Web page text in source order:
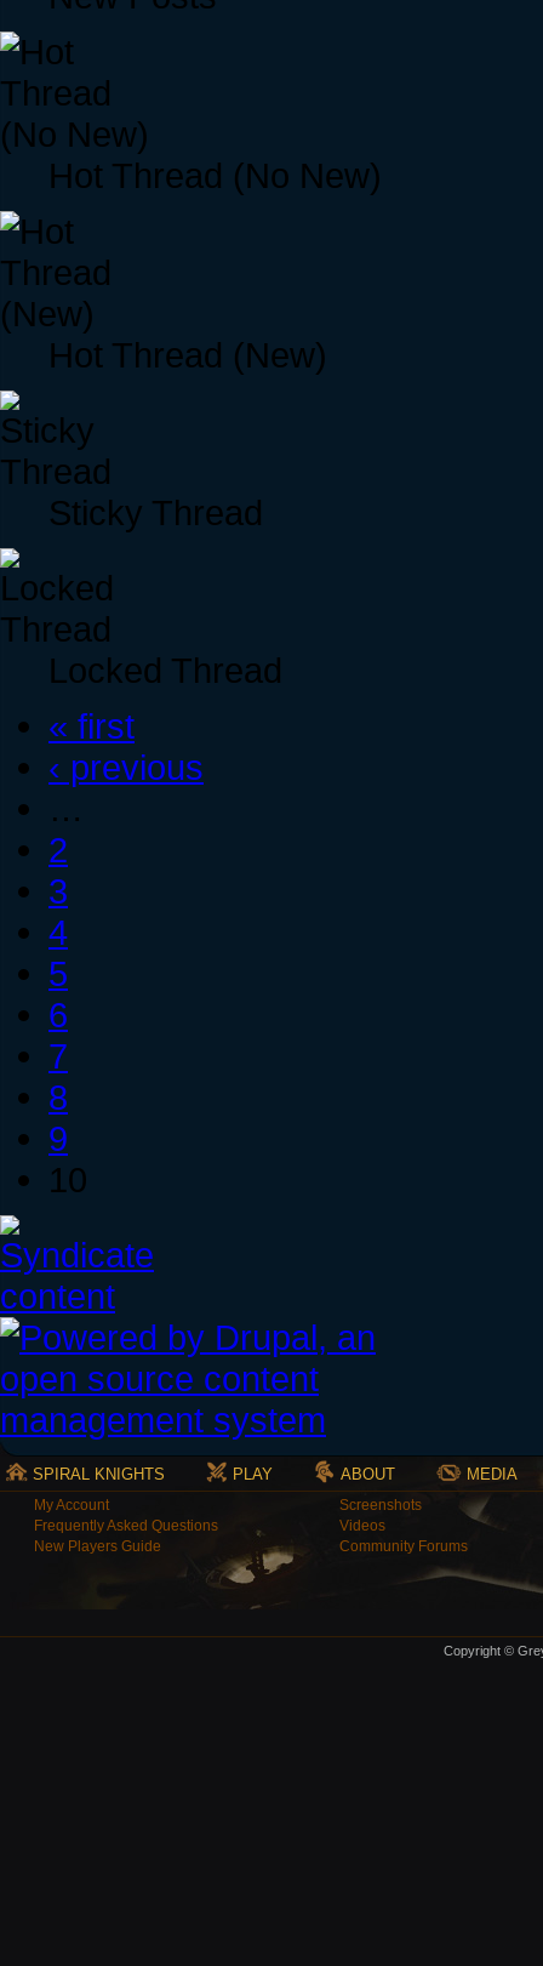
Hot Thread (No New)
Hot Thread (New)
Sticky Thread
Locked Thread
« first
‹ previous
…
2
3
4
5
6
7
8
9
10
SPIRAL KNIGHTS PLAY ABOUT MEDIA
My Account
Frequently Asked Questions
New Players Guide
Screenshots
Videos
Community Forums
Copyright ©